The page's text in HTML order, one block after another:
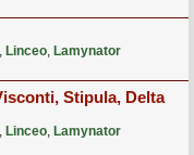
, Linceo, Lamynator
Stipula, Delta
, Linceo, Lamynator